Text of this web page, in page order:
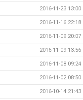
2016-11-23 13:00
2016-11-16 22:18
2016-11-09 20:07
2016-11-09 13:56
2016-11-08 09:24
2016-11-02 08:50
2016-10-14 21:43